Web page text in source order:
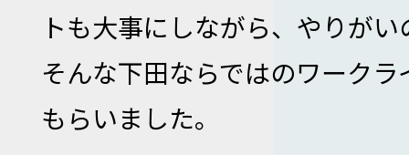
トも大事にしながら、やりが
そんな下田ならではのワーク
もらいました。